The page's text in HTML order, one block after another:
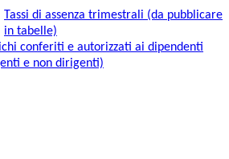
Tassi di assenza trimestrali (da pubblicare
in tabelle)
conferiti e autorizzati ai dipendenti
e non dirigenti)